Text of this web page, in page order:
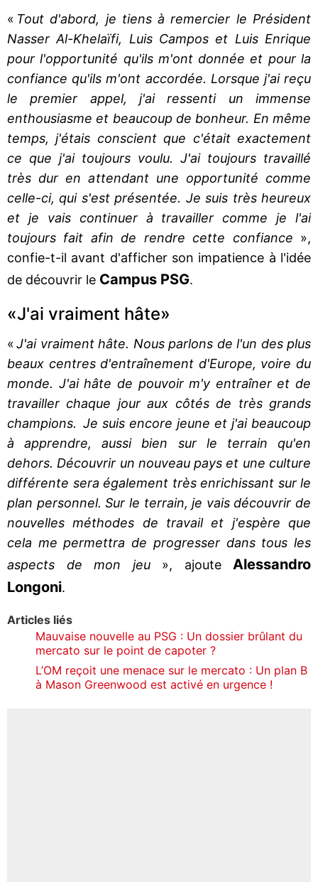
« Tout d'abord, je tiens à remercier le Président
Nasser Al-Khelaïfi, Luis Campos et Luis Enrique
pour l'opportunité qu'ils m'ont donnée et pour la
confiance qu'ils m'ont accordée. Lorsque j'ai reçu
le premier appel, j'ai ressenti un immense
enthousiasme et beaucoup de bonheur. En même
temps, j'étais conscient que c'était exactement
ce que j'ai toujours voulu. J'ai toujours travaillé
très dur en attendant une opportunité comme
celle-ci, qui s'est présentée. Je suis très heureux
et je vais continuer à travailler comme je l'ai
toujours fait afin de rendre cette confiance »,
confie-t-il avant d'afficher son impatience à l'idée
de découvrir le Campus PSG.
«J'ai vraiment hâte»
«J'ai vraiment hâte. Nous parlons de l'un des plus
beaux centres d'entraînement d'Europe, voire du
monde. J'ai hâte de pouvoir m'y entraîner et de
travailler chaque jour aux côtés de très grands
champions. Je suis encore jeune et j'ai beaucoup
à apprendre, aussi bien sur le terrain qu'en
dehors. Découvrir un nouveau pays et une culture
différente sera également très enrichissant sur le
plan personnel. Sur le terrain, je vais découvrir de
nouvelles méthodes de travail et j'espère que
cela me permettra de progresser dans tous les
aspects de mon jeu», ajoute Alessandro
Longoni.
Articles liés
Mauvaise nouvelle au PSG : Un dossier brûlant du
mercato sur le point de capoter ?
L’OM reçoit une menace sur le mercato : Un plan B
à Mason Greenwood est activé en urgence !